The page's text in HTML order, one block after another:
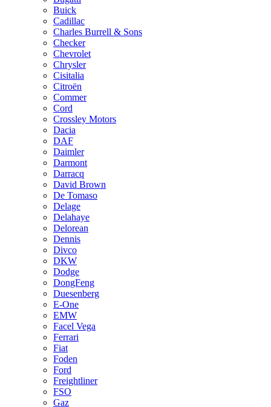
Buick
Cadillac
Charles Burrell & Sons
Checker
Chevrolet
Chrysler
Cisitalia
Citroën
Commer
Cord
Crossley Motors
Dacia
DAF
Daimler
Darmont
Darracq
David Brown
De Tomaso
Delage
Delahaye
Delorean
Dennis
Divco
DKW
Dodge
DongFeng
Duesenberg
E-One
EMW
Facel Vega
Ferrari
Fiat
Foden
Ford
Freightliner
FSO
Gaz